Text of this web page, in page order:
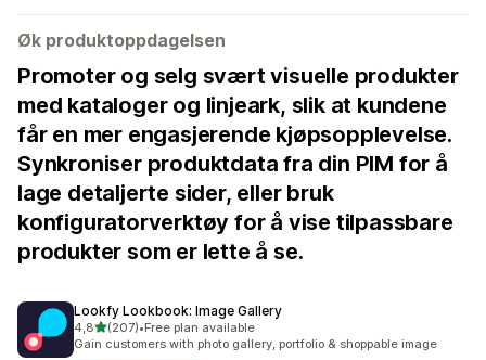
Øk produktoppdagelsen
Promoter og selg svært visuelle produkter
med kataloger og linjeark, slik at kundene
får en mer engasjerende kjøpsopplevelse.
Synkroniser produktdata fra din PIM for å
lage detaljerte sider, eller bruk
konfiguratorverktøy for å vise tilpassbare
produkter som er lette å se.
Lookfy Lookbook: Image Gallery
4,8av 5 stjerner
(207)
Totalt 207 omtaler
•Free plan available
Gain customers with photo gallery, portfolio & shoppable image